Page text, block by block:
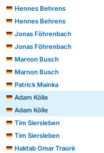
Hennes Behrens
Hennes Behrens
Jonas Föhrenbach
Jonas Föhrenbach
Marnon Busch
Marnon Busch
Patrick Mainka
Adam Kölle
Adam Kölle
Tim Siersleben
Tim Siersleben
Haktab Omar Traorè